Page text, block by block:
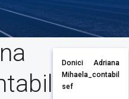
Donici Adriana
Mihaela_contabil
sef